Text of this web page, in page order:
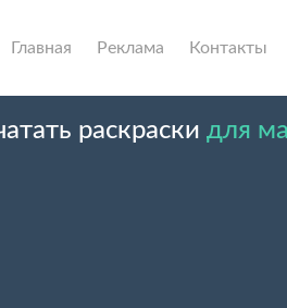
Главная Реклама Контакты
раскраски для